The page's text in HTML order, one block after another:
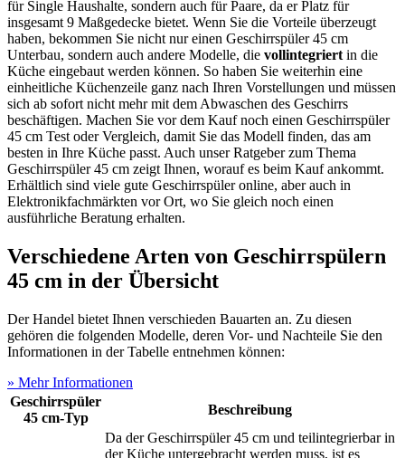
für Single Haushalte, sondern auch für Paare, da er Platz für
insgesamt 9 Maßgedecke bietet. Wenn Sie die Vorteile überzeugt
haben, bekommen Sie nicht nur einen Geschirrspüler 45 cm
Unterbau, sondern auch andere Modelle, die vollintegriert in die
Küche eingebaut werden können. So haben Sie weiterhin eine
einheitliche Küchenzeile ganz nach Ihren Vorstellungen und müssen
sich ab sofort nicht mehr mit dem Abwaschen des Geschirrs
beschäftigen. Machen Sie vor dem Kauf noch einen Geschirrspüler
45 cm Test oder Vergleich, damit Sie das Modell finden, das am
besten in Ihre Küche passt. Auch unser Ratgeber zum Thema
Geschirrspüler 45 cm zeigt Ihnen, worauf es beim Kauf ankommt.
Erhältlich sind viele gute Geschirrspüler online, aber auch in
Elektronikfachmärkten vor Ort, wo Sie gleich noch einen
ausführliche Beratung erhalten.
Verschiedene Arten von Geschirrspülern
45 cm in der Übersicht
Der Handel bietet Ihnen verschieden Bauarten an. Zu diesen
gehören die folgenden Modelle, deren Vor- und Nachteile Sie den
Informationen in der Tabelle entnehmen können:
» Mehr Informationen
Geschirrspüler
45 cm-Typ
Beschreibung
Da der Geschirrspüler 45 cm und teilintegrierbar in
der Küche untergebracht werden muss, ist es